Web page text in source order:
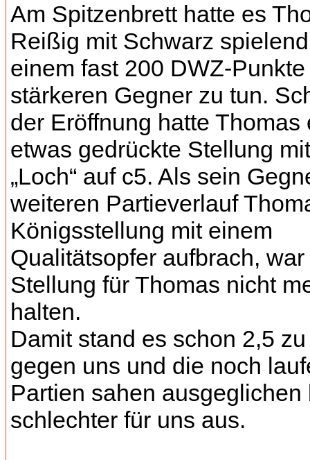
Am Spitzenbrett hatte es
Reißig mit Schwarz
einem fast 200 DWZ-Punkte
stärkeren Gegner zu tun.
der Eröffnung hatte Thomas
etwas gedrückte Stellung
„Loch“ auf c5. Als sein
weiteren Partieverlauf
Königsstellung mit einem
Qualitätsopfer aufbrach,
Stellung für Thomas nicht
halten.
Damit stand es schon 2,5
gegen uns und die noch
Partien sahen ausgeglichen
schlechter für uns aus.